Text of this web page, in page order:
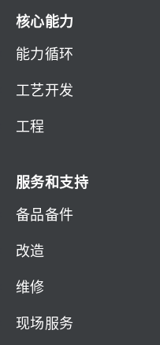
核心能力
能力循环
工艺开发
工程
服务和支持
备品备件
改造
维修
现场服务